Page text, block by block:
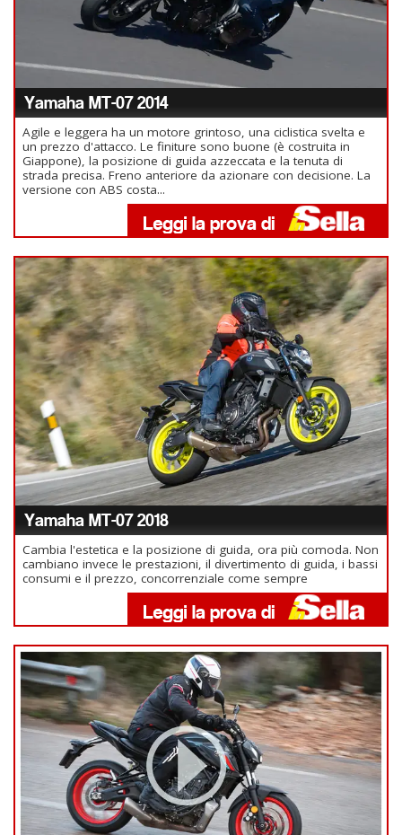
Yamaha MT-07 2014
Agile e leggera ha un motore grintoso, una ciclistica svelta e
un prezzo d'attacco. Le finiture sono buone (è costruita in
Giappone), la posizione di guida azzeccata e la tenuta di
strada precisa. Freno anteriore da azionare con decisione. La
versione con ABS costa...
Yamaha MT-07 2018
Cambia l'estetica e la posizione di guida, ora più comoda. Non
cambiano invece le prestazioni, il divertimento di guida, i bassi
consumi e il prezzo, concorrenziale come sempre